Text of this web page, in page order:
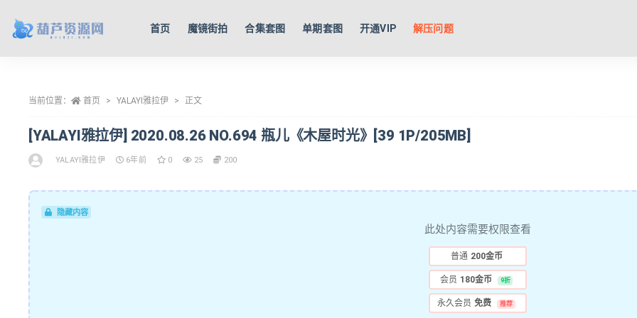
首页 魔镜街拍 合集套图 单期套图 开通VIP 解压问题
当前位置： 首页 YALAYI雅拉伊 正文
[YALAYI雅拉伊] 2020.08.26 NO.694 瓶儿《木屋时光》[39 1P/205MB]
YALAYI雅拉伊 6年前 0 25 200
隐藏内容
此处内容需要权限查看
普通 200金币
会员 180金币 9折
永久会员 免费 推荐
全部